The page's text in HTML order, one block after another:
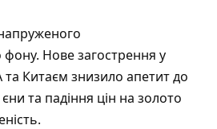
Нове загострення у
Китаєм знизило апетит до
та падіння цін на золото